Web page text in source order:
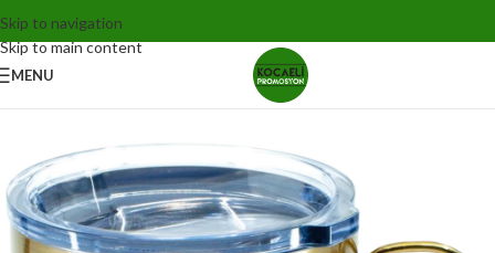
Skip to navigation
Skip to main content
MENU